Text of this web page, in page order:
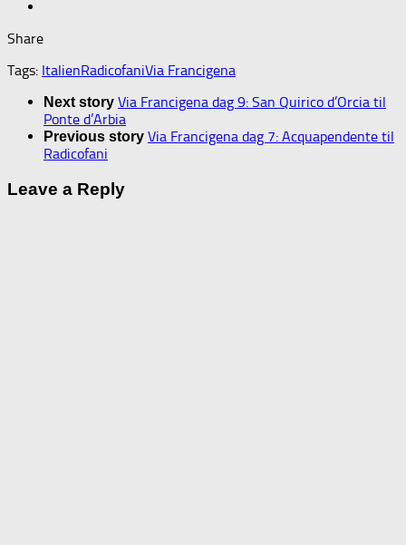
Share
Tags: ItalienRadicofaniVia Francigena
Next story Via Francigena dag 9: San Quirico d’Orcia til
Ponte d’Arbia
Previous story Via Francigena dag 7: Acquapendente til
Radicofani
Leave a Reply